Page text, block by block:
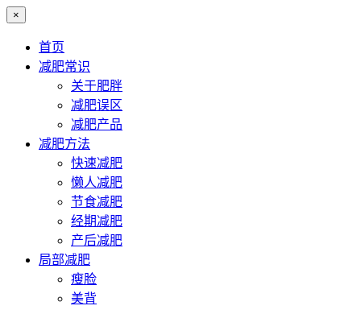
×
首页
减肥常识
关于肥胖
减肥误区
减肥产品
减肥方法
快速减肥
懒人减肥
节食减肥
经期减肥
产后减肥
局部减肥
瘦脸
美背